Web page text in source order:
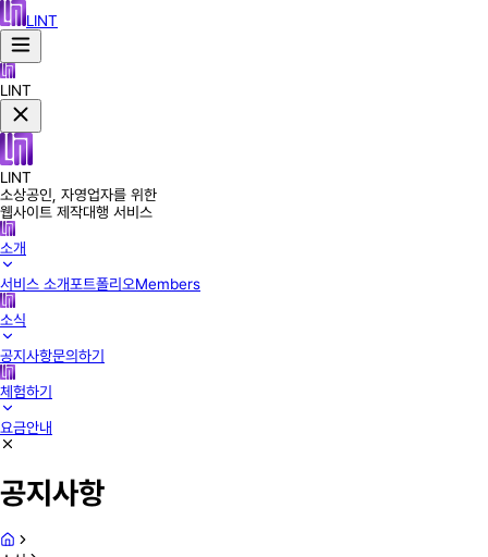
LINT
LINT
LINT
소상공인, 자영업자를 위한
웹사이트 제작대행 서비스
소개
서비스 소개포트폴리오Members
소식
공지사항문의하기
체험하기
요금안내
공지사항